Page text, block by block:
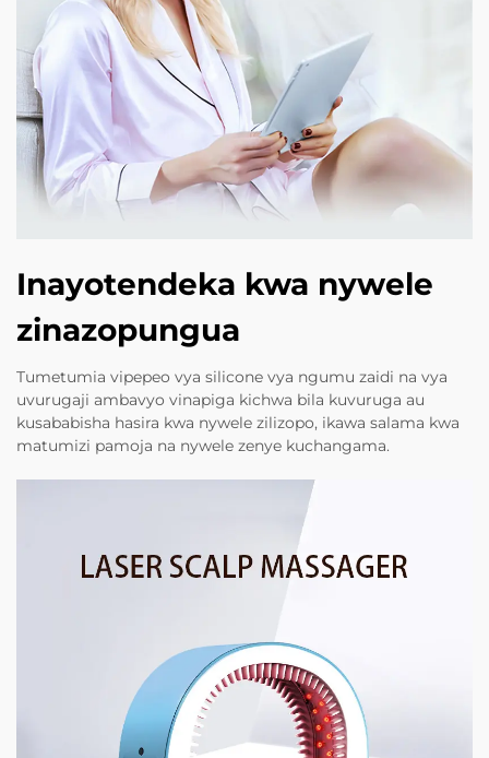
Inayotendeka kwa nywele
zinazopungua
Tumetumia vipepeo vya silicone vya ngumu zaidi na vya
uvurugaji ambavyo vinapiga kichwa bila kuvuruga au
kusababisha hasira kwa nywele zilizopo, ikawa salama kwa
matumizi pamoja na nywele zenye kuchangama.